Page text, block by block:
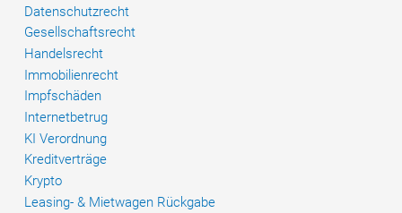
Datenschutzrecht
Gesellschaftsrecht
Handelsrecht
Immobilienrecht
Impfschäden
Internetbetrug
KI Verordnung
Kreditverträge
Krypto
Leasing- & Mietwagen Rückgabe